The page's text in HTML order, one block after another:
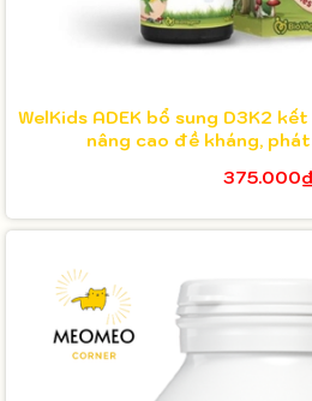
WelKids ADEK bổ sung D3K2
nâng cao đề kháng,